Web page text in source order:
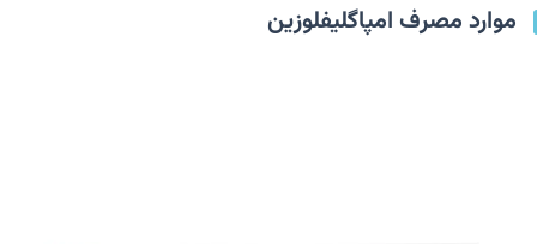
موارد مصرف امپاگلیفلوزین